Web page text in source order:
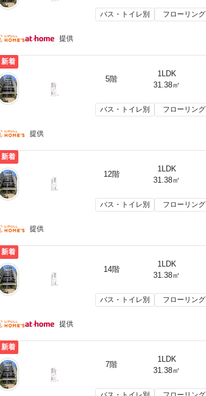
バス・トイレ別 フローリング
提供
新着
5階
1LDK
31.38㎡
バス・トイレ別 フローリング
提供
新着
12階
1LDK
31.38㎡
バス・トイレ別 フローリング
提供
新着
14階
1LDK
31.38㎡
バス・トイレ別 フローリング
提供
新着
7階
1LDK
31.38㎡